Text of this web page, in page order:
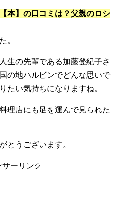
本】の口コミは？父親のロシ
。
生の先輩である加藤登紀子さ
の地ハルビンでどんな思いで
たい気持ちになりますね。
理店にも足を運んで見られた
とうございます。
サーリンク